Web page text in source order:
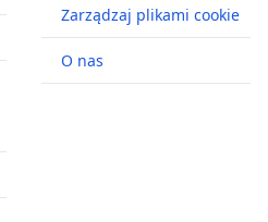
Zarządzaj plikami cookie
O nas